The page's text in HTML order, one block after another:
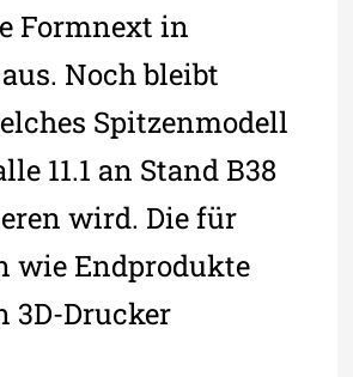
Formnext in
Noch bleibt
Spitzenmodell
11.1 an Stand B38
wird. Die für
wie Endprodukte
3D-Drucker